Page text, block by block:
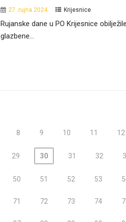
27. rujna 2024. Krijesnice
Rujanske dane u PO Krijesnice
glazbene...
8 9 10 11 12
29 30 31 32
50 51 52 53
71 72 73 74